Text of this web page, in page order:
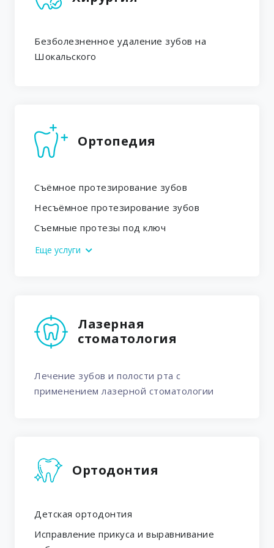
Безболезненное удаление зубов на
Шокальского
Ортопедия
Съёмное протезирование зубов
Несъёмное протезирование зубов
Съемные протезы под ключ
Еще услуги
Лазерная
стоматология
Лечение зубов и полости рта с
применением лазерной стоматологии
Ортодонтия
Детская ортодонтия
Исправление прикуса и выравнивание